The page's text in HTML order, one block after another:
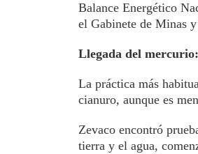
Balance Energético
el Gabinete de Minas
Llegada del
La práctica más
cianuro, aunque es
Zevaco encontró
tierra y el agua,